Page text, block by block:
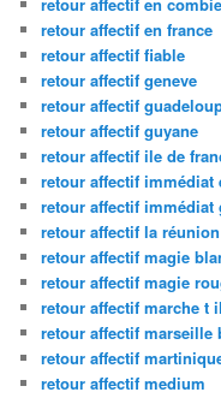
retour affectif en france
retour affectif fiable
retour affectif geneve
retour affectif
retour affectif guyane
retour affectif ile de
retour affectif immédiat
retour affectif immédiat
retour affectif la réunion
retour affectif magie
retour affectif magie
retour affectif marche t
retour affectif marseille
retour affectif
retour affectif medium